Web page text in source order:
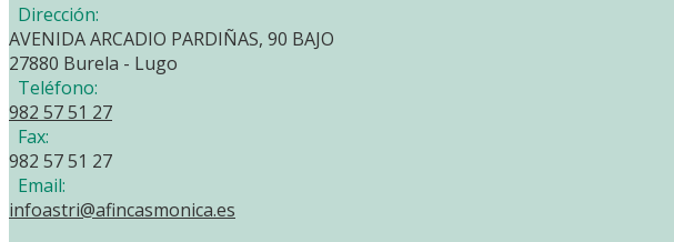
Dirección:
AVENIDA ARCADIO PARDIÑAS, 90 BAJO
27880 Burela - Lugo
Teléfono:
982 57 51 27
Fax:
982 57 51 27
Email:
infoastri@afincasmonica.es